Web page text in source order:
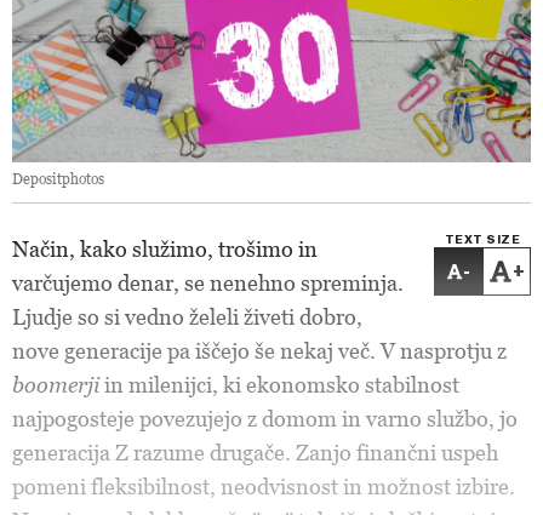
Depositphotos
TEXT SIZE
- +
Način, kako služimo, trošimo in
varčujemo denar, se nenehno spreminja.
Ljudje so si vedno želeli živeti dobro,
nove generacije pa iščejo še nekaj več. V nasprotju z
boomerjiin milenijci, ki ekonomsko stabilnost
najpogosteje povezujejo z domom in varno službo, jo
generacija Z razume drugače. Zanjo finančni uspeh
pomeni fleksibilnost, neodvisnost in možnost izbire.